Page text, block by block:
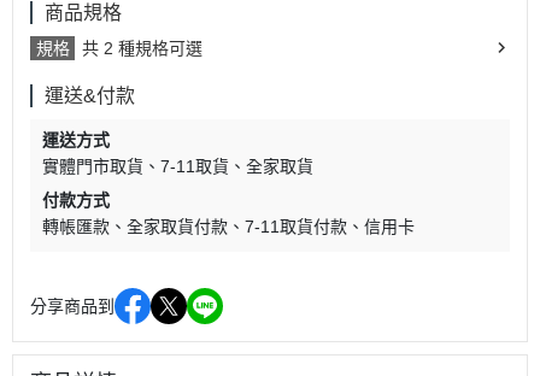
商品規格
規格 共 2 種規格可選
運送&付款
運送方式
實體門市取貨
7-11取貨
全家取貨
付款方式
轉帳匯款
全家取貨付款 7-11取貨付款 信用卡
分享商品到